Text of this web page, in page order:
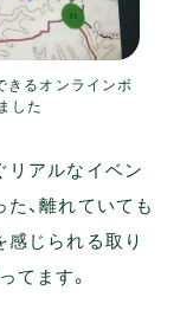
きるオンラインボ
した
リアルなイベン
、離れていても
感じられる取り
てます。